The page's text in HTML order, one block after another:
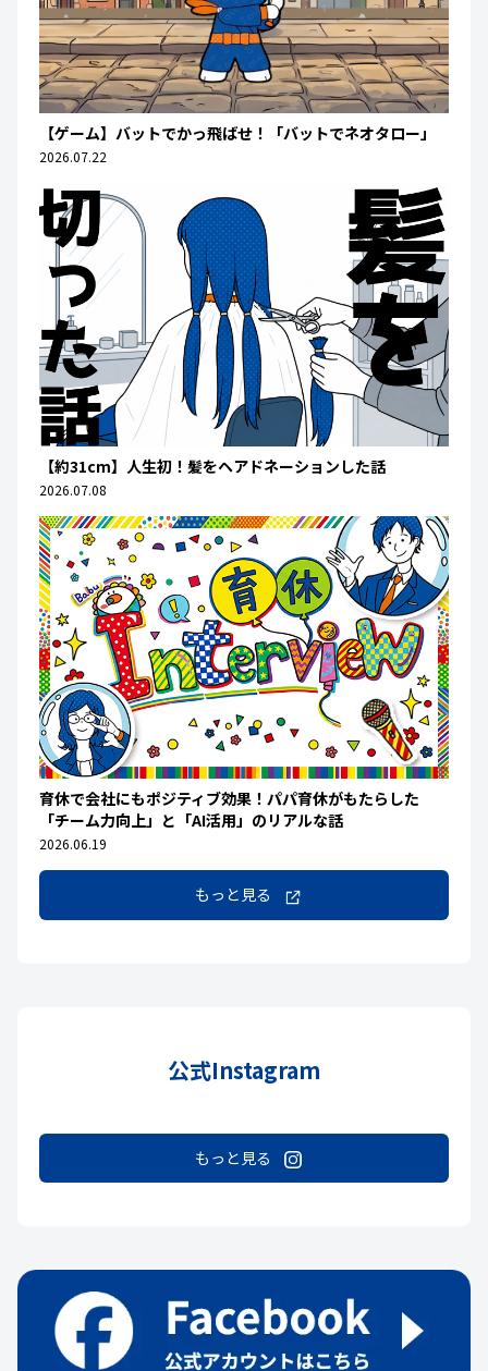
【ゲーム】バットでかっ飛ばせ！「バットでネオタロー」
2026.07.22
【約31cm】人生初！髪をヘアドネーションした話
2026.07.08
育休で会社にもポジティブ効果！パパ育休がもたらした
「チーム力向上」と「AI活用」のリアルな話
2026.06.19
もっと見る
公式Instagram
もっと見る